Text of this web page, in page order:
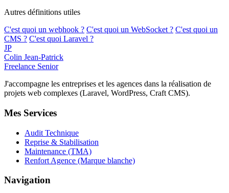
Autres définitions utiles
C'est quoi un webhook ? C'est quoi un WebSocket ? C'est quoi un
CMS ? C'est quoi Laravel ?
JP
Colin Jean-Patrick
Freelance Senior
J'accompagne les entreprises et les agences dans la réalisation de
projets web complexes (Laravel, WordPress, Craft CMS).
Mes Services
Audit Technique
Reprise & Stabilisation
Maintenance (TMA)
Renfort Agence (Marque blanche)
Navigation